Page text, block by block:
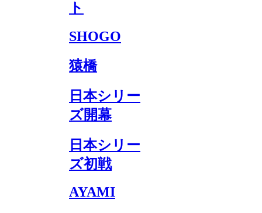
ト
SHOGO
猿橋
日本シリー
ズ開幕
日本シリー
ズ初戦
AYAMI